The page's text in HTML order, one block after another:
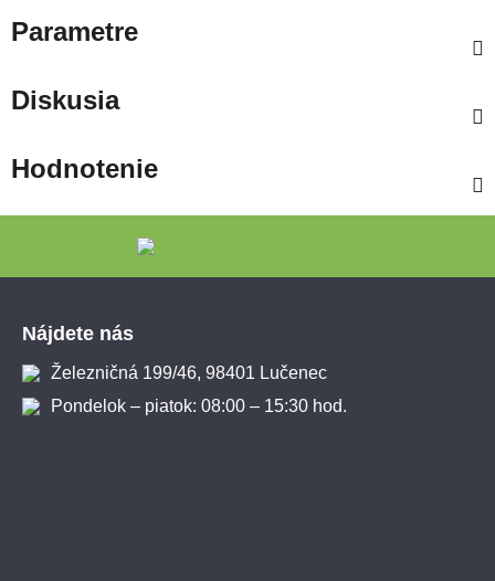
Parametre
Diskusia
Hodnotenie
Nájdete nás
Železničná 199/46, 98401 Lučenec
Pondelok – piatok: 08:00 – 15:30 hod.